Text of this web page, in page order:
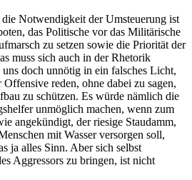
Notwendigkeit der Umsteuerung ist
das Politische vor das Militärische
zu setzen sowie die Priorität der
muss sich auch in der Rhetorik
doch unnötig in ein falsches Licht,
reden, ohne dabei zu sagen,
zu schützen. Es würde nämlich die
unmöglich machen, wenn zum
angekündigt, der riesige Staudamm,
mit Wasser versorgen soll,
ja alles Sinn. Aber sich selbst
Aggressors zu bringen, ist nicht